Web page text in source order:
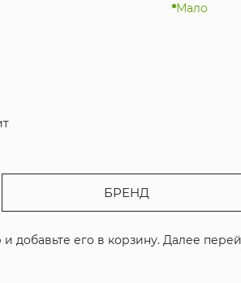
Мало
БРЕНД
добавьте его в корзину. Далее